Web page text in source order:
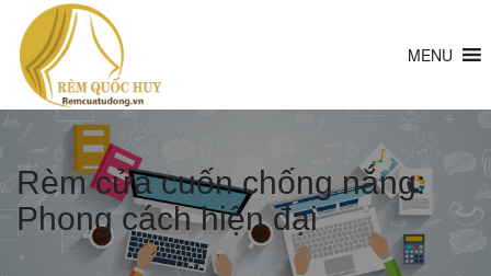
MENU
Rèm cửa cuốn chống nắng:
Phong cách hiện đại